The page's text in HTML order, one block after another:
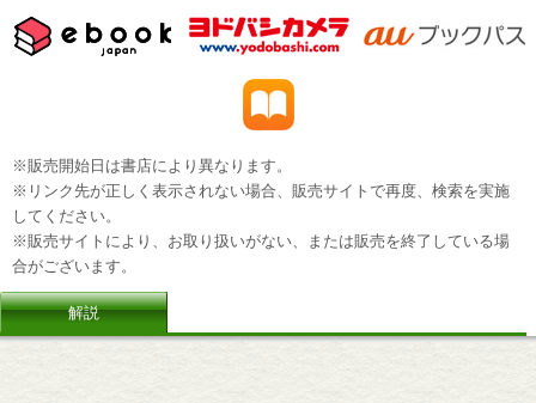
※販売開始日は書店により異なります。
※リンク先が正しく表示されない場合、販売サイトで再度、検索を実施
してください。
※販売サイトにより、お取り扱いがない、または販売を終了している場
合がございます。
解説